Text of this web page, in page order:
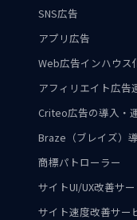
SNS広告
アプリ広告
Web広告インハウス
アフィリエイト広告
Criteo広告の導入・
Braze（ブレイズ）
商標パトローラー
サイトUI/UX改善サ
サイト速度改善サー